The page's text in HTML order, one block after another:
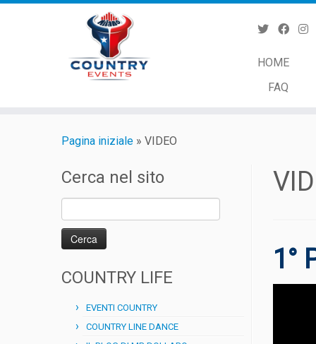
HOME
FAQ
Pagina iniziale » VIDEO
Cerca nel sito
per:
COUNTRY LIFE
EVENTI COUNTRY
COUNTRY LINE DANCE
1°